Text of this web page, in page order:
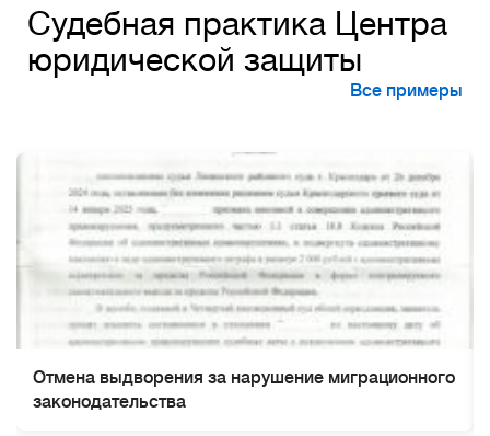
Судебная практика Центра
юридической защиты
Все примеры
Отмена выдворения за нарушение миграционного
законодательства